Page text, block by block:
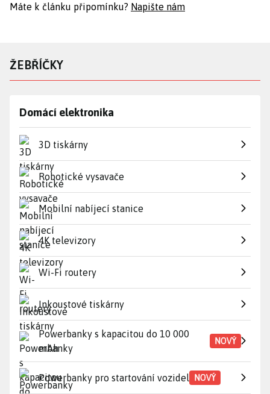
Máte k článku připomínku? Napište nám
ŽEBŘÍČKY
Domácí elektronika
3D tiskárny
Robotické vysavače
Mobilní nabíjecí stanice
4K televizory
Wi-Fi routery
Inkoustové tiskárny
Powerbanky s kapacitou do 10 000
mAh
NOVÝ
Powerbanky pro startování vozidel NOVÝ